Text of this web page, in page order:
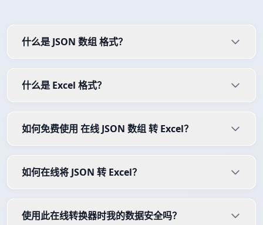
什么是 JSON 数组 格式？
什么是 Excel 格式？
如何免费使用 在线 JSON 数组 转 Excel？
如何在线将 JSON 转 Excel？
使用此在线转换器时我的数据安全吗？